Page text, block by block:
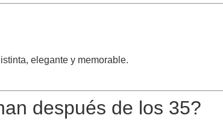
elegante y memorable.
después de los 35?